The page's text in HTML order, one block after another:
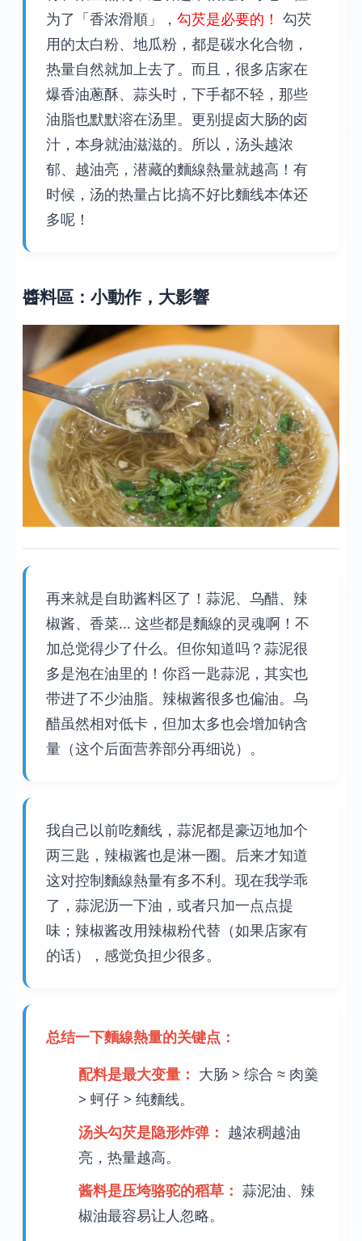
为了「香浓滑順」， 勾芡是必要的！ 勾芡
用的太白粉、地瓜粉，都是碳水化合物，
热量自然就加上去了。而且，很多店家在
爆香油蔥酥、蒜头时，下手都不轻，那些
油脂也默默溶在汤里。更别提卤大肠的卤
汁，本身就油滋滋的。所以，汤头越浓
郁、越油亮，潜藏的麵線熱量就越高！有
时候，汤的热量占比搞不好比麵线本体还
多呢！
醬料區：小動作，大影響
再来就是自助酱料区了！蒜泥、乌醋、辣
椒酱、香菜... 这些都是麵線的灵魂啊！不
加总觉得少了什么。但你知道吗？蒜泥很
多是泡在油里的！你舀一匙蒜泥，其实也
带进了不少油脂。辣椒酱很多也偏油。乌
醋虽然相对低卡，但加太多也会增加钠含
量（这个后面营养部分再细说）。
我自己以前吃麵线，蒜泥都是豪迈地加个
两三匙，辣椒酱也是淋一圈。后来才知道
这对控制麵線熱量有多不利。现在我学乖
了，蒜泥沥一下油，或者只加一点点提
味；辣椒酱改用辣椒粉代替（如果店家有
的话），感觉负担少很多。
总结一下麵線熱量的关键点：
配料是最大变量： 大肠 > 综合 ≈ 肉羹
> 蚵仔 > 纯麵线。
汤头勾芡是隐形炸弹： 越浓稠越油
亮，热量越高。
酱料是压垮骆驼的稻草： 蒜泥油、辣
椒油最容易让人忽略。